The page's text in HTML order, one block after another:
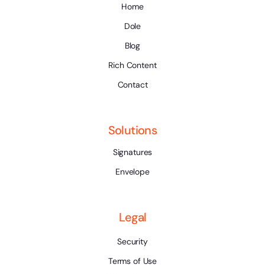
Home
Dole
Blog
Rich Content
Contact
Solutions
Signatures
Envelope
Legal
Security
Terms of Use